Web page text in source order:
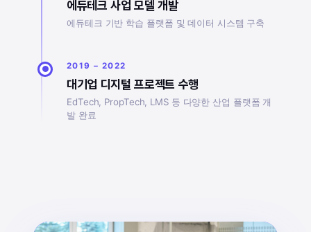
에듀테크 사업 모델 개발
에듀테크 기반 학습 플랫폼 및 데이터 시스템 구축
2019 – 2022
대기업 디지털 프로젝트 수행
EdTech, PropTech, LMS 등 다양한 산업 플랫폼 개
발 완료